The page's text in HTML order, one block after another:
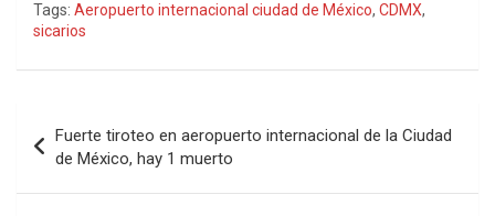
Tags: Aeropuerto internacional ciudad de México, CDMX,
sicarios
de
entradas
Fuerte tiroteo en aeropuerto internacional de la Ciudad
de México, hay 1 muerto